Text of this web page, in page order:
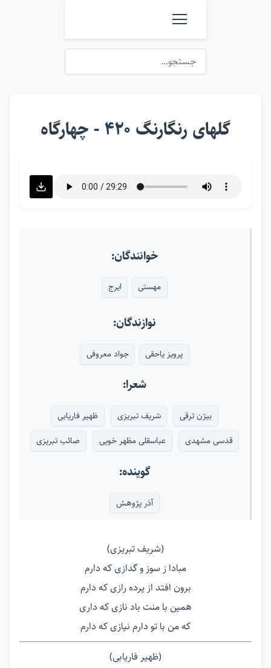
گلهای رنگارنگ ۴۲۰ - چهارگاه
خوانندگان:
مهستی ایرج
نوازندگان:
پرویز یاحقی جواد معروفی
شعرا:
بیژن ترقی شریف تبریزی
ظهیر فاریابی
قدسی مشهدی
عباسقلی مظهر خویی صائب تبریزی
گوینده:
آذر پژوهش
(شریف تبریزی)
مبادا ز سوز و گدازی که دارم
برون افتد از پرده رازی که دارم
همین با منت باد نازی که داری
که من با تو دارم نیازی که دارم
(ظهیر فاریابی)